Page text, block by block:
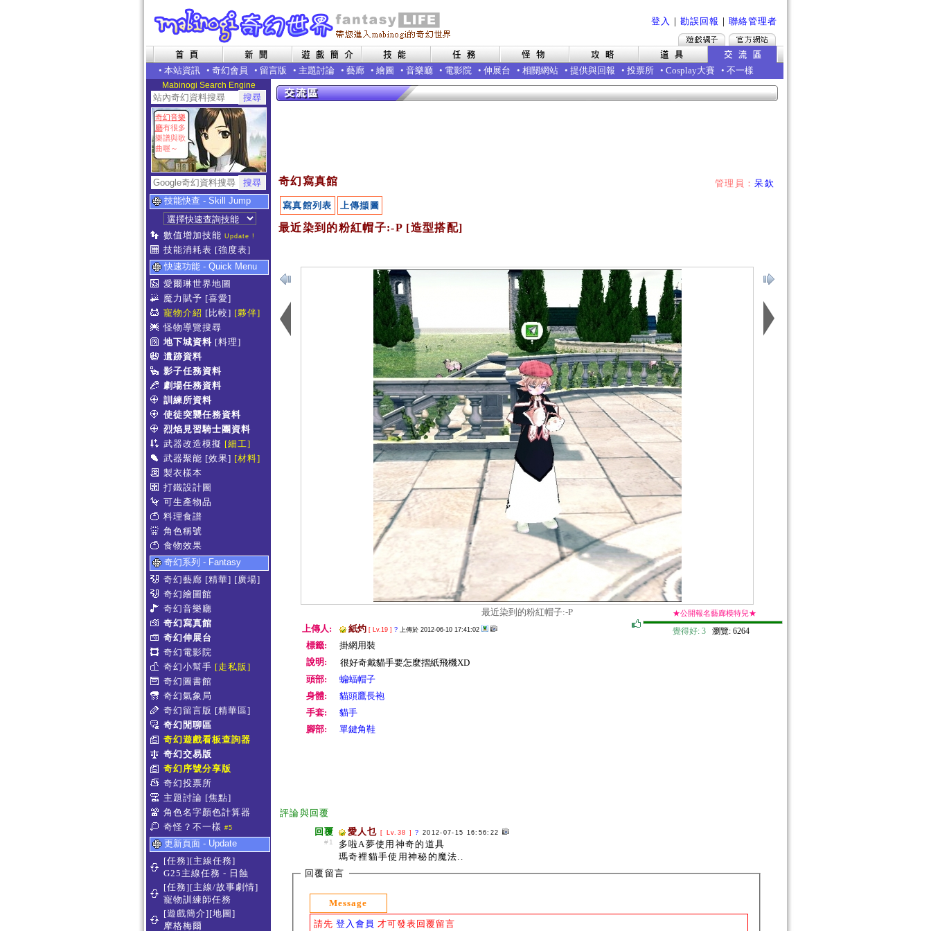
登入 ｜ 勘誤回報 ｜ 聯絡管理者
• 本站資訊 • 奇幻會員 • 留言版 • 主題討論 • 藝廊 • 繪圖 • 音樂廳 • 電影院 • 伸展台 • 相關網站 • 提供與回報 • 投票所 • Cosplay大賽 • 不一樣
Mabinogi Search Engine
奇幻音樂
廳有很多
樂譜與歌
曲喔～
技能快查 - Skill Jump
數值增加技能 Update !
技能消耗表 [強度表]
快速功能 - Quick Menu
愛爾琳世界地圖
魔力賦予 [喜愛]
寵物介紹 [比較] [夥伴]
怪物導覽搜尋
地下城資料 [料理]
遺跡資料
影子任務資料
劇場任務資料
訓練所資料
使徒突襲任務資料
烈焰見習騎士團資料
武器改造模擬 [細工]
武器聚能 [效果] [材料]
製衣樣本
打鐵設計圖
可生產物品
料理食譜
角色稱號
食物效果
奇幻系列 - Fantasy
奇幻藝廊 [精華] [廣場]
奇幻繪圖館
奇幻音樂廳
奇幻寫真館
奇幻伸展台
奇幻電影院
奇幻小幫手 [走私販]
奇幻圖書館
奇幻氣象局
奇幻留言版 [精華區]
奇幻閒聊區
奇幻遊戲看板查詢器
奇幻交易版
奇幻序號分享版
奇幻投票所
主題討論 [焦點]
角色名字顏色計算器
奇怪？不一樣 #5
更新頁面 - Update
[任務][主線任務]
G25主線任務 - 日蝕
[任務][主線/故事劇情]
寵物訓練師任務
[遊戲簡介][地圖]
摩格梅爾
管理員：呆欽
奇幻寫真館
寫真館列表 上傳擷圖
最近染到的粉紅帽子:-P [造型搭配]
最近染到的粉紅帽子:-P
覺得好: 3 瀏覽: 6264
★公開報名藝廊模特兒★
上傳人: 紙灼 [ Lv.19 ] ? 上傳於 2012-06-10 17:41:02
標籤:
掛網用裝
說明:
很好奇戴貓手要怎麼摺紙飛機XD
頭部:
蝙蝠帽子
身體:
貓頭鷹長袍
手套:
貓手
腳部:
單鍵角鞋
評論與回覆
回覆
#1
愛人乜 [ Lv.38 ]? 2012-07-15 16:56:22
多啦A夢使用神奇的道具
瑪奇裡貓手使用神秘的魔法..
回覆留言
Message
請先 登入會員 才可發表回覆留言